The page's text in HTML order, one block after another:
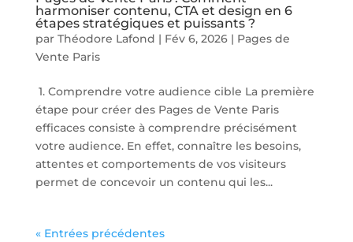
harmoniser contenu, CTA et design en 6
étapes stratégiques et puissants ?
par Théodore Lafond | Fév 6, 2026| Pages de
Vente Paris
1. Comprendre votre audience cible La première
étape pour créer des Pages de Vente Paris
efficaces consiste à comprendre précisément
votre audience. En effet, connaître les besoins,
attentes et comportements de vos visiteurs
permet de concevoir un contenu qui les...
« Entrées précédentes